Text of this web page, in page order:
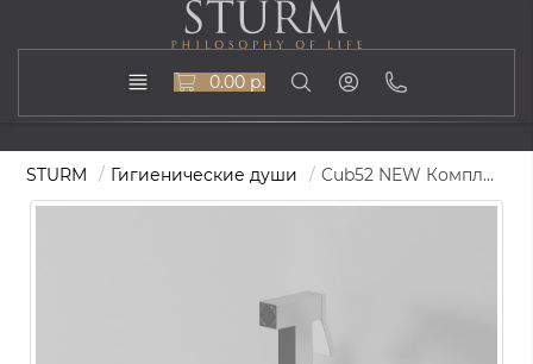
0.00 р.
STURM Гигиенические души Cub52 NEW Комплект Смеситель (в компл. встраиваемая часть, держ.-подсоединение) для душа, гиг. душ (металлич. ручной душ, шланг 1,20 м), хром KIT-CUBNEW52-CR